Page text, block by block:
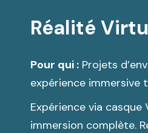
Réalité
Pour qui : Projets
expérience immersive
Expérience via casque
immersion complète.